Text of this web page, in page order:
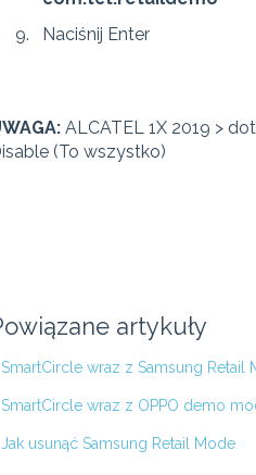
Naciśnij Enter
ALCATEL 1X 2019 >
(To wszystko)
artykuły
SmartCircle wraz z Samsung Retail
SmartCircle wraz z OPPO demo
Jak usunąć Samsung Retail Mode